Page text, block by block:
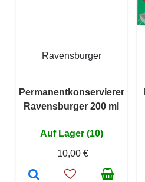
Ravensburger
Permanentkonservierer
Ravensburger 200 ml
Auf Lager (10)
10,00 €